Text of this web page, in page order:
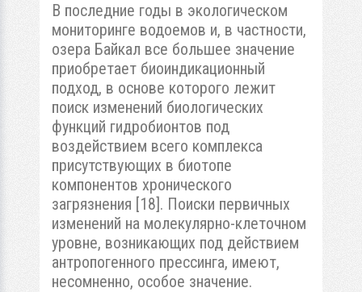
В последние годы в экологическом
мониторинге водоемов и, в частности,
озера Байкал все большее значение
приобретает биоиндикационный
подход, в основе которого лежит
поиск изменений биологических
функций гидробионтов под
воздействием всего комплекса
присутствующих в биотопе
компонентов хронического
загрязнения [18]. Поиски первичных
изменений на молекулярно-клеточном
уровне, возникающих под действием
антропогенного прессинга, имеют,
несомненно, особое значение.